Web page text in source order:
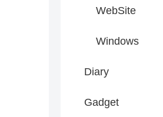
WebSite
Windows
Diary
Gadget